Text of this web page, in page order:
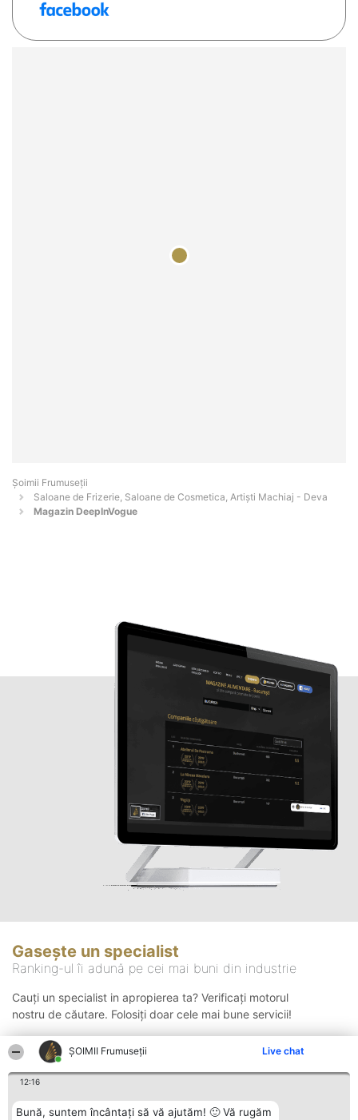
ȘOIMII Frumuseții Live chat
12:16
Bună, suntem încântați să vă ajutăm! 🙂 Vă rugăm
Șoimii Frumuseții
Saloane de Frizerie, Saloane de Cosmetica, Artiști Machiaj - Deva
Magazin DeepInVogue
Gasește un specialist
Ranking-ul îi adună pe cei mai buni din industrie
Cauți un specialist in apropierea ta? Verificați motorul
nostru de căutare. Folosiți doar cele mai bune servicii!